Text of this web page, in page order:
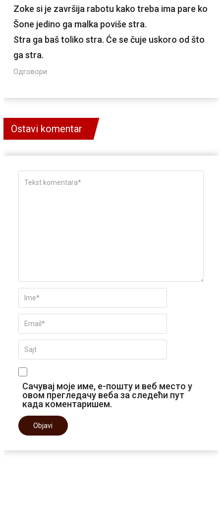
Zoke si je završija rabotu kako treba ima pare ko
Šone jedino ga malka poviše stra.
Stra ga baš toliko stra. Će se čuje uskoro od što
ga stra.
Одговори
Ostavi komentar
Сачувај моје име, е-пошту и веб место у
овом прегледачу веба за следећи пут
када коментаришем.